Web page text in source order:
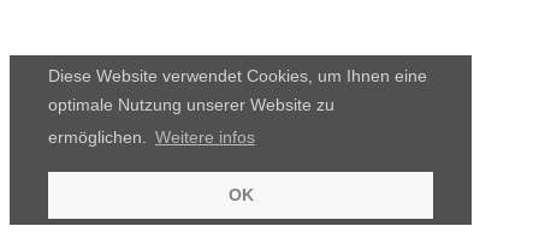
Diese Website verwendet Cookies, um Ihnen eine
optimale Nutzung unserer Website zu
ermöglichen.
Weitere infos
OK